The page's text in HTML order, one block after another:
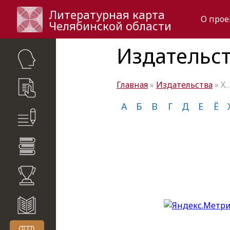
Литературная карта
Челябинской области О
Главная» Издательства»
А Б В Г Д Е Ё